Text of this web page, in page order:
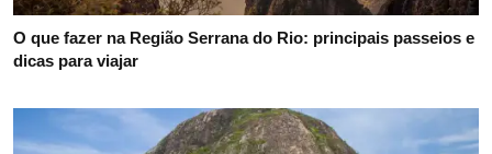
O que fazer na Região Serrana do Rio: principais passeios e
dicas para viajar